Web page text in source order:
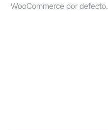
WooCommerce por defecto.